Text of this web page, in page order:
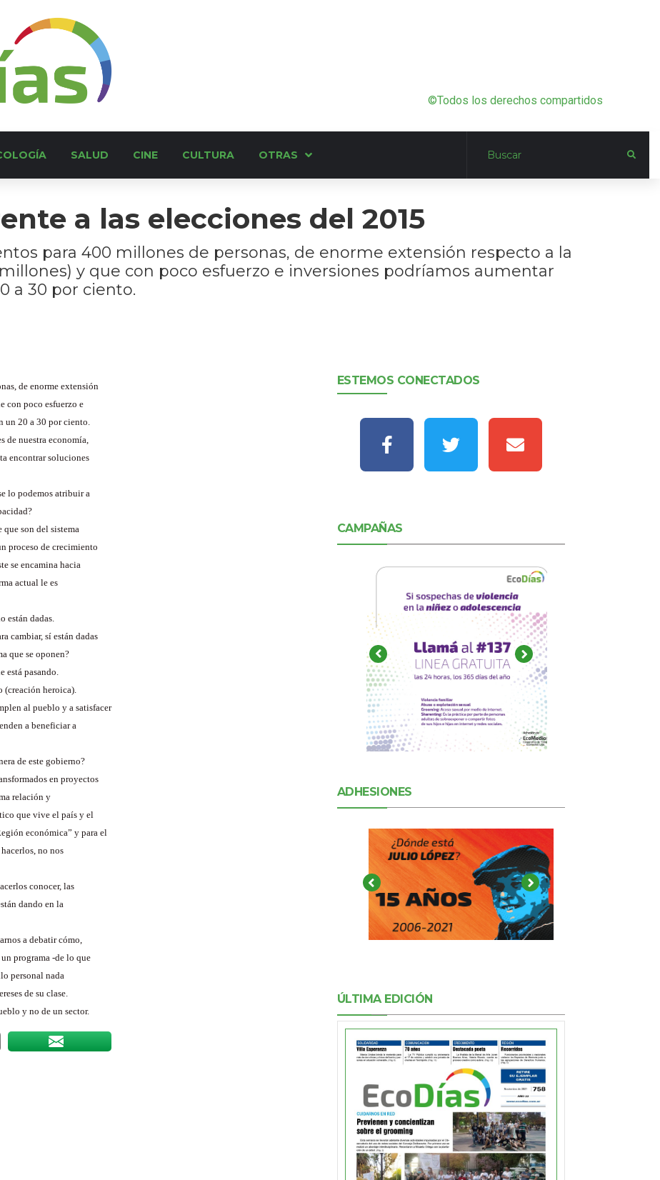
©Todos los derechos compartidos
SALUD CINE CULTURA OTRAS
a las elecciones del 2015
para 400 millones de personas, de enorme extensión respecto a la
y que con poco esfuerzo e inversiones podríamos aumentar
a 30 por ciento.
de enorme extensión
con poco esfuerzo e
un 20 a 30 por ciento.
de nuestra economía,
encontrar soluciones
lo podemos atribuir a
que son del sistema
proceso de crecimiento
se encamina hacia
actual le es
están dadas.
cambiar, sí están dadas
que se oponen?
está pasando.
(creación heroica).
al pueblo y a satisfacer
a beneficiar a
de este gobierno?
en proyectos
relación y
que vive el país y el
económica” y para el
no nos
conocer, las
dando en la
a debatir cómo,
programa -de lo que
personal nada
de su clase.
y no de un sector.
ESTEMOS CONECTADOS
CAMPAÑAS
ADHESIONES
ÚLTIMA EDICIÓN